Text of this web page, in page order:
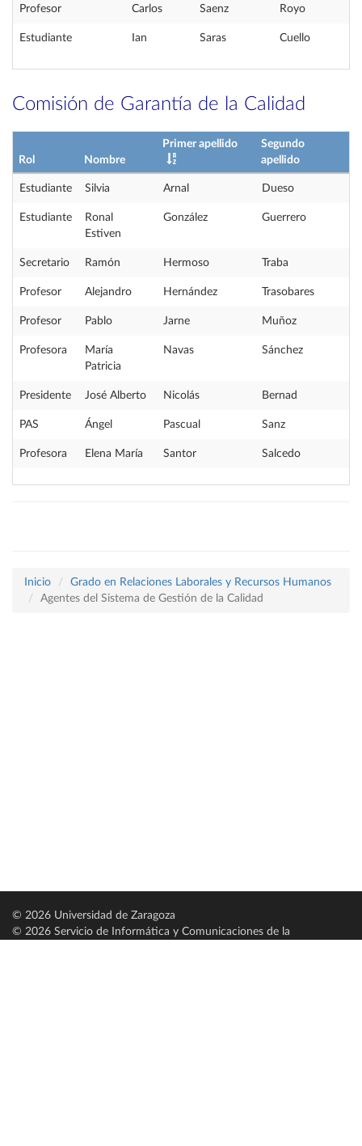
Profesor Carlos Saenz Royo
Estudiante Ian Saras Cuello
Comisión de Garantía de la Calidad
Rol Nombre
Primer apellido
Segundo
apellido
Estudiante Silvia Arnal Dueso
Estudiante
Ronal
Estiven
González Guerrero
Secretario Ramón Hermoso Traba
Profesor Alejandro Hernández Trasobares
Profesor Pablo Jarne Muñoz
Profesora
María
Patricia
Navas Sánchez
Presidente José Alberto Nicolás Bernad
PAS Ángel Pascual Sanz
Profesora Elena María Santor Salcedo
Inicio
Grado en Relaciones Laborales y Recursos Humanos
Agentes del Sistema de Gestión de la Calidad
© 2026 Universidad de Zaragoza
© 2026 Servicio de Informática y Comunicaciones de la